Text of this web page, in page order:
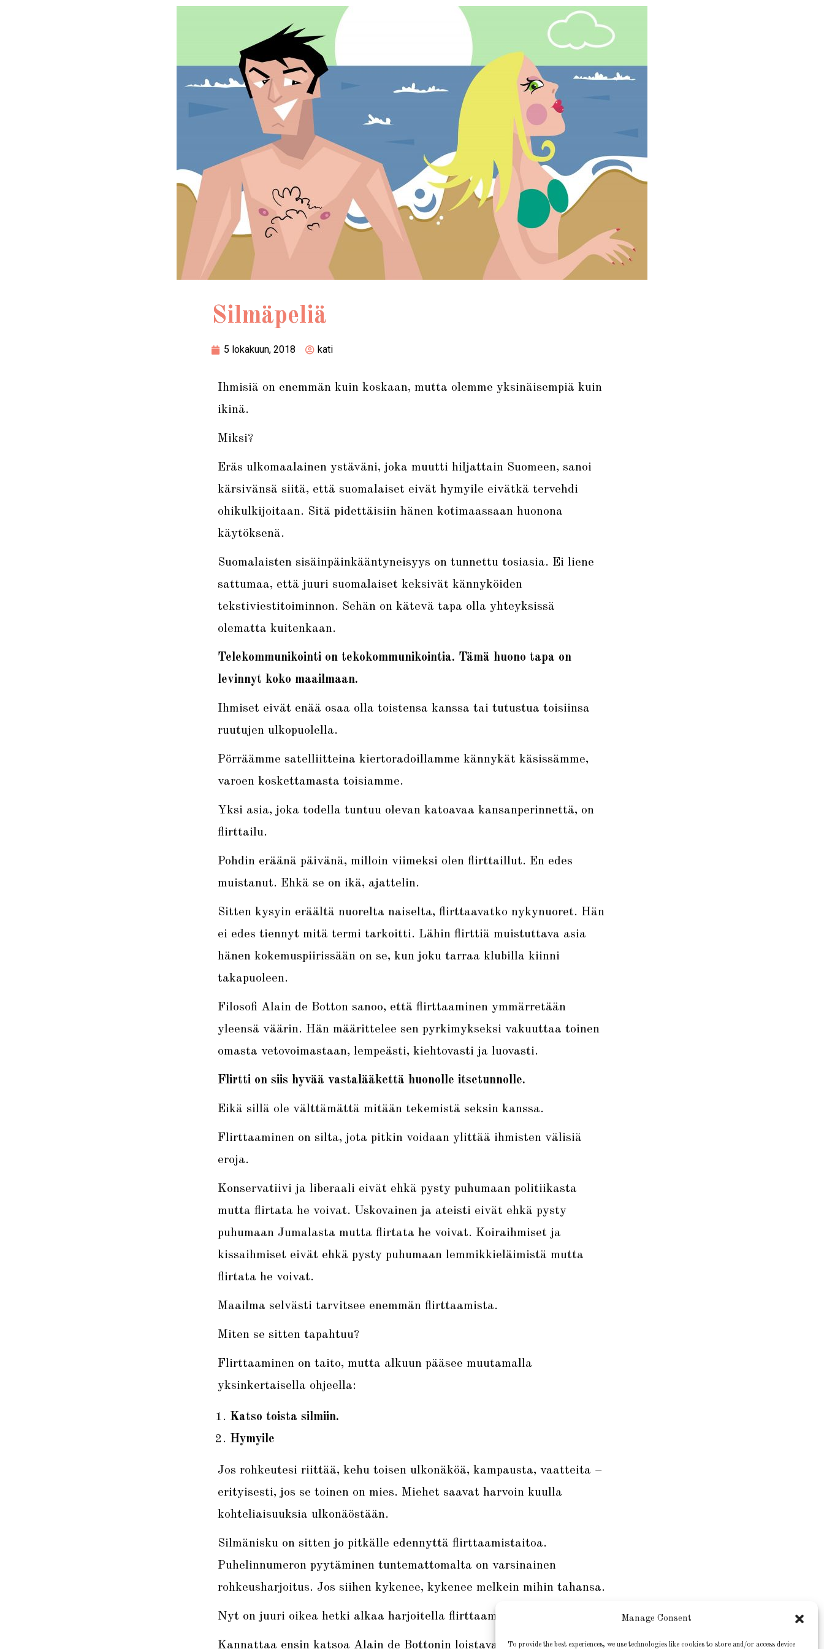
Manage Consent
To provide the best experiences, we use technologies like cookies to store and/or access device
Silmäpeliä
5 lokakuun, 2018 kati
Ihmisiä on enemmän kuin koskaan, mutta olemme yksinäisempiä kuin
ikinä.
Miksi?
Eräs ulkomaalainen ystäväni, joka muutti hiljattain Suomeen, sanoi
kärsivänsä siitä, että suomalaiset eivät hymyile eivätkä tervehdi
ohikulkijoitaan. Sitä pidettäisiin hänen kotimaassaan huonona
käytöksenä.
Suomalaisten sisäinpäinkääntyneisyys on tunnettu tosiasia. Ei liene
sattumaa, että juuri suomalaiset keksivät kännyköiden
tekstiviestitoiminnon. Sehän on kätevä tapa olla yhteyksissä
olematta kuitenkaan.
Telekommunikointi on tekokommunikointia. Tämä huono tapa on
levinnyt koko maailmaan.
Ihmiset eivät enää osaa olla toistensa kanssa tai tutustua toisiinsa
ruutujen ulkopuolella.
Pörräämme satelliitteina kiertoradoillamme kännykät käsissämme,
varoen koskettamasta toisiamme.
Yksi asia, joka todella tuntuu olevan katoavaa kansanperinnettä, on
flirttailu.
Pohdin eräänä päivänä, milloin viimeksi olen flirttaillut. En edes
muistanut. Ehkä se on ikä, ajattelin.
Sitten kysyin eräältä nuorelta naiselta, flirttaavatko nykynuoret. Hän
ei edes tiennyt mitä termi tarkoitti. Lähin flirttiä muistuttava asia
hänen kokemuspiirissään on se, kun joku tarraa klubilla kiinni
takapuoleen.
Filosofi Alain de Botton sanoo, että flirttaaminen ymmärretään
yleensä väärin. Hän määrittelee sen pyrkimykseksi vakuuttaa toinen
omasta vetovoimastaan, lempeästi, kiehtovasti ja luovasti.
Flirtti on siis hyvää vastalääkettä huonolle itsetunnolle.
Eikä sillä ole välttämättä mitään tekemistä seksin kanssa.
Flirttaaminen on silta, jota pitkin voidaan ylittää ihmisten välisiä
eroja.
Konservatiivi ja liberaali eivät ehkä pysty puhumaan politiikasta
mutta flirtata he voivat. Uskovainen ja ateisti eivät ehkä pysty
puhumaan Jumalasta mutta flirtata he voivat. Koiraihmiset ja
kissaihmiset eivät ehkä pysty puhumaan lemmikkieläimistä mutta
flirtata he voivat.
Maailma selvästi tarvitsee enemmän flirttaamista.
Miten se sitten tapahtuu?
Flirttaaminen on taito, mutta alkuun pääsee muutamalla
yksinkertaisella ohjeella:
Katso toista silmiin.
Hymyile
Jos rohkeutesi riittää, kehu toisen ulkonäköä, kampausta, vaatteita –
erityisesti, jos se toinen on mies. Miehet saavat harvoin kuulla
kohteliaisuuksia ulkonäöstään.
Silmänisku on sitten jo pitkälle edennyttä flirttaamistaitoa.
Puhelinnumeron pyytäminen tuntemattomalta on varsinainen
rohkeusharjoitus. Jos siihen kykenee, kykenee melkein mihin tahansa.
Nyt on juuri oikea hetki alkaa harjoitella flirttaamista.
Kannattaa ensin katsoa Alain de Bottonin loistava videoaiheesta.